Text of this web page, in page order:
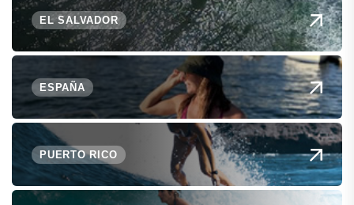
EL SALVADOR
ESPAÑA
PUERTO RICO